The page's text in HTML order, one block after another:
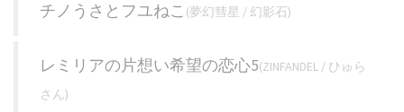
チノうさとフユねこ (夢幻彗星 / 幻影石)
レミリアの片想い希望の恋心5(ZINFANDEL / ひゅら
さん)